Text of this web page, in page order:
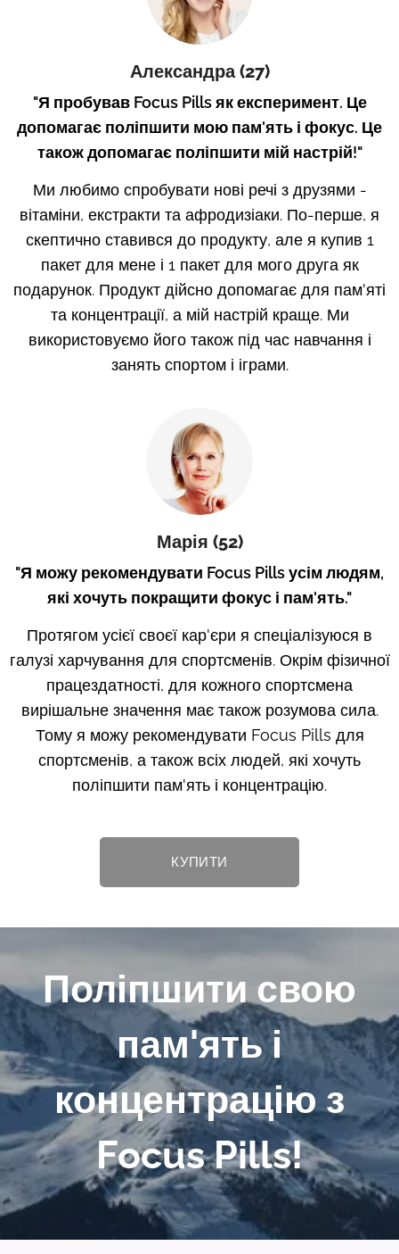
Александра(27)
"Я пробував Focus Pills як експеримент. Це
допомагає поліпшити мою пам'ять і фокус. Це
також допомагає поліпшити мій настрій!"
Ми любимо спробувати нові речі з друзями -
вітаміни, екстракти та афродизіаки. По-перше, я
скептично ставився до продукту, але я купив 1
пакет для мене і 1 пакет для мого друга як
подарунок. Продукт дійсно допомагає для пам'яті
та концентрації, а мій настрій краще. Ми
використовуємо його також під час навчання і
занять спортом і іграми.
Марія (52)
"Я можу рекомендувати Focus Pills усім людям,
які хочуть покращити фокус і пам'ять."
Протягом усієї своєї кар'єри я спеціалізуюся в
галузі харчування для спортсменів. Окрім фізичної
працездатності, для кожного спортсмена
вирішальне значення має також розумова сила.
Тому я можу рекомендувати Focus Pills для
спортсменів, а також всіх людей, які хочуть
поліпшити пам'ять і концентрацію.
КУПИТИ
Поліпшити свою
пам'ять і
концентрацію з
Focus Pills!